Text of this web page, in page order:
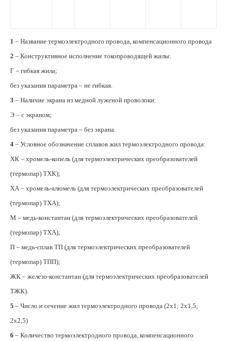
1 – Название термоэлектродного провода, компенсационного провода
2 – Конструктивное исполнение токопроводящей жилы:
Г – гибкая жила;
без указания параметра – не гибкая.
3 – Наличие экрана из медной луженой проволоки:
Э – с экраном;
без указания параметра – без экрана.
4 – Условное обозначение сплавов жил термоэлектродного провода:
ХК – хромель-копель (для термоэлектрических преобразователей
(термопар) ТХК);
ХА – хромель-алюмель (для термоэлектрических преобразователей
(термопар) ТХА);
М – медь-константан (для термоэлектрических преобразователей
(термопар) ТХА);
П – медь-сплав ТП (для термоэлектрических преобразователей
(термопар) ТПП);
ЖК – железо-константан (для термоэлектрических преобразователей
ТЖК).
5 – Число и сечение жил термоэлектродного провода (2х1; 2х1,5;
2х2,5)
6 – Количество термоэлектродного провода, компенсационного